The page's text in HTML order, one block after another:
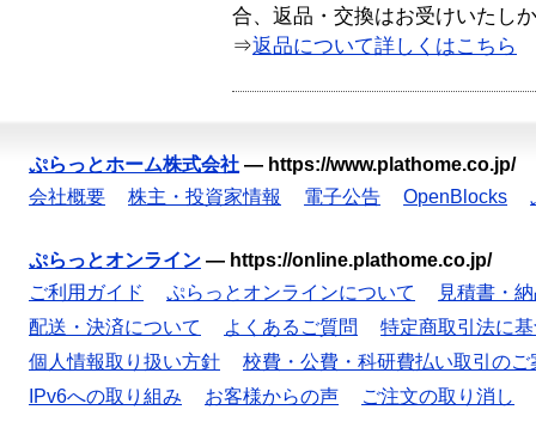
合、返品・交換はお受けいたし
⇒返品について詳しくはこちら
ぷらっとホーム株式会社 — https://www.plathome.co.jp/
会社概要
株主・投資家情報 電子公告 OpenBlocks
ぷらっとオンライン — https://online.plathome.co.jp/
ご利用ガイド
ぷらっとオンラインについて
見積書・
配送・決済について
よくあるご質問
特定商取引法に
個人情報取り扱い方針
校費・公費・科研費払い取引のご
IPv6への取り組み
お客様からの声 ご注文の取り消し